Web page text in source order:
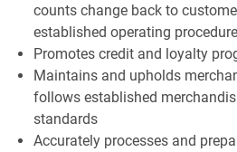
counts change back to
established operating
Promotes credit and loyalty
Maintains and upholds
follows established
standards
Accurately processes and